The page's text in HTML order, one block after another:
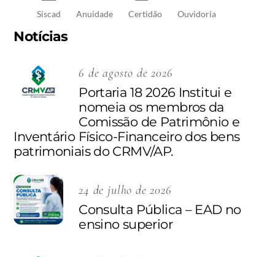
Siscad Anuidade Certidão Ouvidoria
Notícias
6 de agosto de 2026
Portaria 18 2026 Institui e
nomeia os membros da
Comissão de Patrimônio e
Inventário Físico-Financeiro dos bens
patrimoniais do CRMV/AP.
24 de julho de 2026
Consulta Pública – EAD no
ensino superior